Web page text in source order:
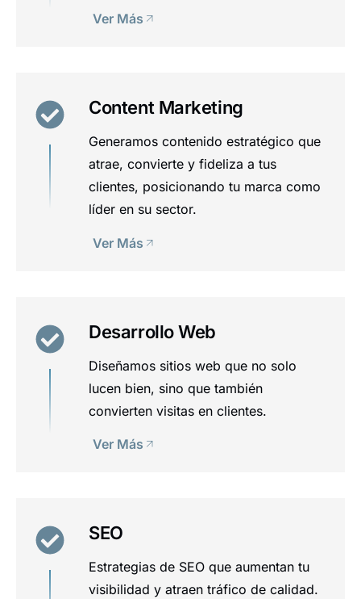
Ver Más
Content Marketing
Generamos contenido estratégico que
atrae, convierte y fideliza a tus
clientes, posicionando tu marca como
líder en su sector.
Ver Más
Desarrollo Web
Diseñamos sitios web que no solo
lucen bien, sino que también
convierten visitas en clientes.
Ver Más
SEO
Estrategias de SEO que aumentan tu
visibilidad y atraen tráfico de calidad.